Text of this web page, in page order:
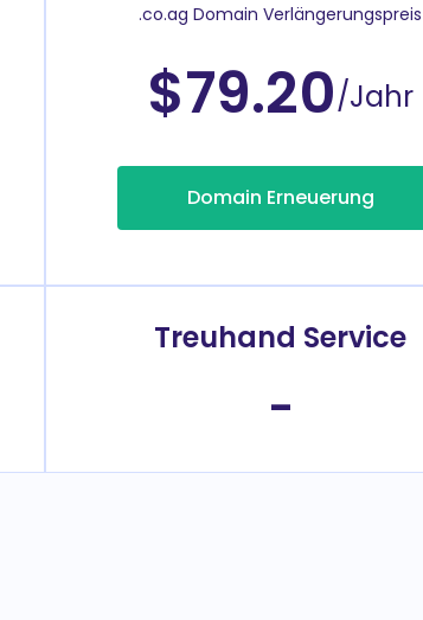
.co.ag Domain Verlängerungspreis
$79.20/Jahr
Domain Erneuerung
Treuhand Service
-